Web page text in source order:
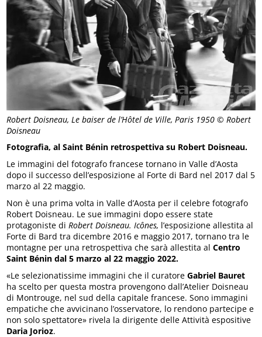
Robert Doisneau, Le baiser de l’Hôtel de Ville, Paris 1950 © Robert
Doisneau
Fotografia, al Saint Bénin retrospettiva su Robert Doisneau.
Le immagini del fotografo francese tornano in Valle d’Aosta
dopo il successo dell’esposizione al Forte di Bard nel 2017 dal 5
marzo al 22 maggio.
Non è una prima volta in Valle d’Aosta per il celebre fotografo
Robert Doisneau. Le sue immagini dopo essere state
protagoniste di Robert Doisneau. Icônes, l’esposizione allestita al
Forte di Bard tra dicembre 2016 e maggio 2017, tornano tra le
montagne per una retrospettiva che sarà allestita alCentro
Saint Bénin dal 5 marzo al 22 maggio 2022.
«Le selezionatissime immagini che il curatoreGabriel Bauret
ha scelto per questa mostra provengono dall’Atelier Doisneau
di Montrouge, nel sud della capitale francese. Sono immagini
empatiche che avvicinano l’osservatore, lo rendono partecipe e
non solo spettatore» rivela la dirigente delle Attività espositive
Daria Jorioz.